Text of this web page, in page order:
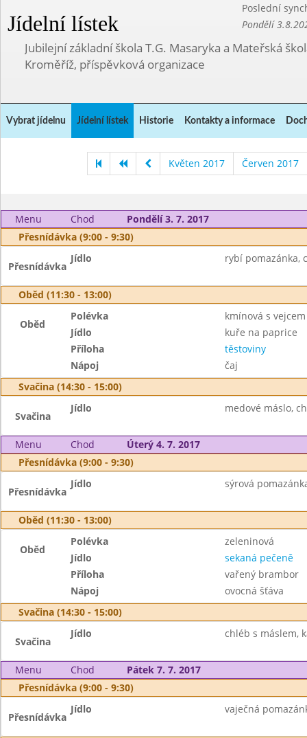
Jídelní lístek
Poslední
Pondělí
Jubilejní základní škola T.G. Masaryka a Mateřská
Kroměříž, příspěvková organizace
Vybrat jídelnu Jídelní lístek Historie Kontakty a informace
Květen 2017 Červen 2017
Menu Chod
Pondělí 3. 7. 2017
Přesnídávka (9:00 - 9:30)
Přesnídávka
Jídlo rybí pomazánka,
Oběd (11:30 - 13:00)
Oběd
Polévka
kmínová s vejcem
Jídlo
kuře na paprice
Příloha
těstoviny
Nápoj
čaj
Svačina (14:30 - 15:00)
Svačina
Jídlo medové máslo,
Menu Chod
Úterý 4. 7. 2017
Přesnídávka (9:00 - 9:30)
Přesnídávka
Jídlo sýrová
Oběd (11:30 - 13:00)
Oběd
Polévka
zeleninová
Jídlo
sekaná pečeně
Příloha
vařený brambor
Nápoj
ovocná šťáva
Svačina (14:30 - 15:00)
Svačina
Jídlo chléb s máslem,
Menu Chod
Pátek 7. 7. 2017
Přesnídávka (9:00 - 9:30)
Přesnídávka
Jídlo vaječná